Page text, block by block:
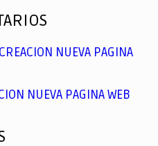
CREACION NUEVA PAGINA
NUEVA PAGINA WEB